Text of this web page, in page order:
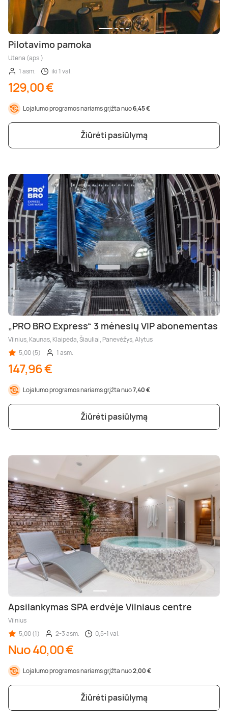
Pilotavimo pamoka
Utena (aps.)
1 asm.
iki 1 val.
129,00 €
Lojalumo programos nariams grįžta nuo6,45 €
Žiūrėti pasiūlymą
„PRO BRO Express“ 3 mėnesių VIP abonementas
Vilnius, Kaunas, Klaipėda, Šiauliai, Panevėžys, Alytus
5,00 (5)
1 asm.
147,96 €
Lojalumo programos nariams grįžta nuo7,40 €
Žiūrėti pasiūlymą
Apsilankymas SPA erdvėje Vilniaus centre
Vilnius
5,00 (1)
2-3 asm. 0,5-1 val.
Nuo 40,00 €
Lojalumo programos nariams grįžta nuo2,00 €
Žiūrėti pasiūlymą